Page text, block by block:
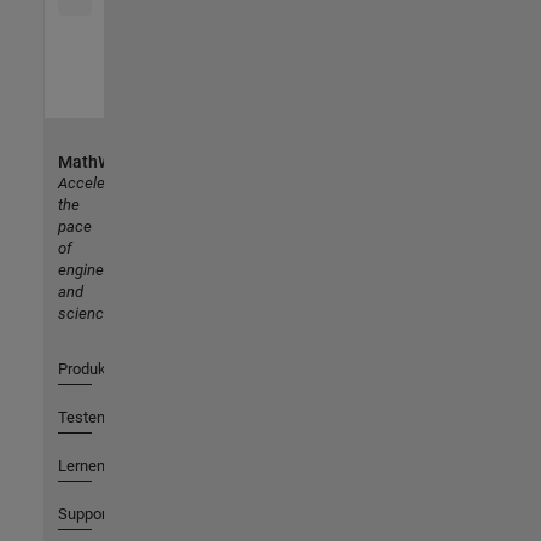
MathWorks
Accelerating
the
pace
of
engineering
and
science
Produkte
Testen oder Kaufen
Lernen
Support